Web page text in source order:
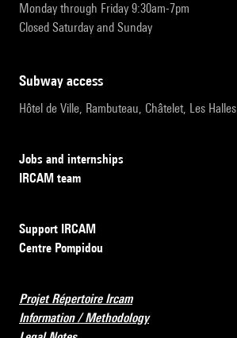
Monday through Friday 9:30am-7pm
Closed Saturday and Sunday
subway access
Hôtel de Ville, Rambuteau, Châtelet, Les Halles
Jobs and internships
IRCAM team
Support IRCAM
Centre Pompidou
Projet Répertoire Ircam
Information / Methodology